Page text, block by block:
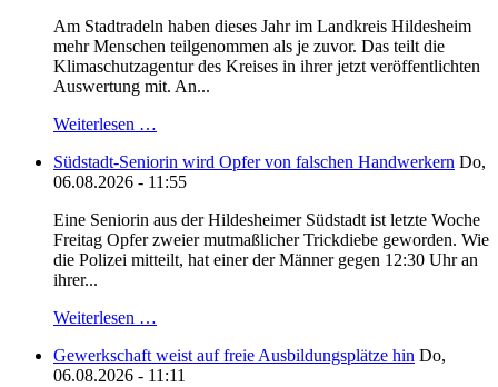
Am Stadtradeln haben dieses Jahr im Landkreis Hildesheim
mehr Menschen teilgenommen als je zuvor. Das teilt die
Klimaschutzagentur des Kreises in ihrer jetzt veröffentlichten
Auswertung mit. An...
Weiterlesen …
Südstadt-Seniorin wird Opfer von falschen Handwerkern Do,
06.08.2026 - 11:55
Eine Seniorin aus der Hildesheimer Südstadt ist letzte Woche
Freitag Opfer zweier mutmaßlicher Trickdiebe geworden. Wie
die Polizei mitteilt, hat einer der Männer gegen 12:30 Uhr an
ihrer...
Weiterlesen …
Gewerkschaft weist auf freie Ausbildungsplätze hin Do,
06.08.2026 - 11:11